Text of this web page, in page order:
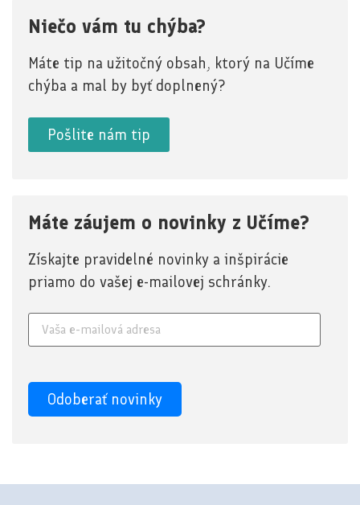
Niečo vám tu chýba?
Máte tip na užitočný obsah, ktorý na Učíme
chýba a mal by byť doplnený?
Pošlite nám tip
Máte záujem o novinky z Učíme?
Získajte pravidelné novinky a inšpirácie
priamo do vašej e-mailovej schránky.